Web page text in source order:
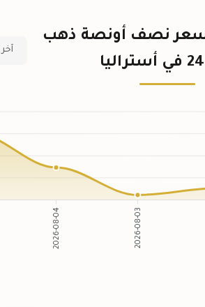
نصف أونصة ذهب
آخر 6 أشهر
2026-08-04 2026-08-03